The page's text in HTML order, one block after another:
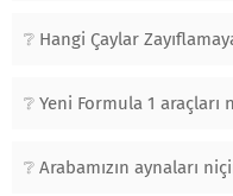
Hangi Çaylar
Yeni Formula 1 araçları
Arabamızın aynaları